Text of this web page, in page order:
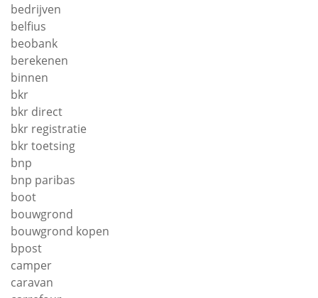
bedrijven
belfius
beobank
berekenen
binnen
bkr
bkr direct
bkr registratie
bkr toetsing
bnp
bnp paribas
boot
bouwgrond
bouwgrond kopen
bpost
camper
caravan